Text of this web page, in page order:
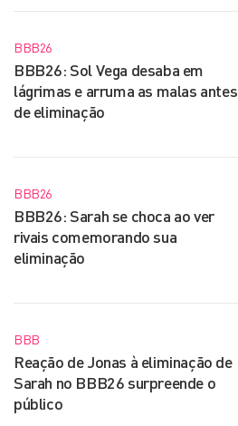
BBB26
BBB26: Sol Vega desaba em
lágrimas e arruma as malas antes
de eliminação
BBB26
BBB26: Sarah se choca ao ver
rivais comemorando sua
eliminação
BBB
Reação de Jonas à eliminação de
Sarah no BBB26 surpreende o
público